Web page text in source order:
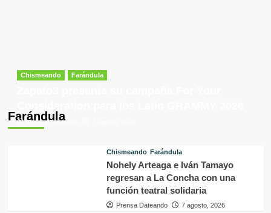
Farándula
Chismeando Farándula
Prensa Dateando
Chismeando Farándula
Nohely Arteaga e Iván Tamayo
regresan a La Concha con una
función teatral solidaria
Prensa Dateando 7 agosto, 2026